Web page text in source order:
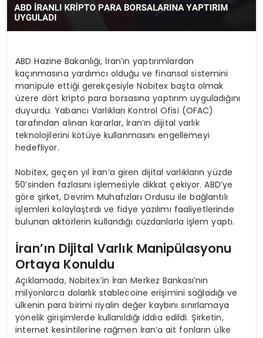
ABD Hazine Bakanlığı, İran’ın yaptırımlardan
kaçınmasına yardımcı olduğu ve finansal sistemini
manipüle ettiği gerekçesiyle Nobitex başta olmak
üzere dört kripto para borsasına yaptırım uyguladığını
duyurdu. Yabancı Varlıkları Kontrol Ofisi (OFAC)
tarafından alınan kararlar, İran’ın dijital varlık
teknolojilerini kötüye kullanmasını engellemeyi
hedefliyor.
Nobitex, geçen yıl İran’a giren dijital varlıkların yüzde
50’sinden fazlasını işlemesiyle dikkat çekiyor. ABD’ye
göre şirket, Devrim Muhafızları Ordusu ile bağlantılı
işlemleri kolaylaştırdı ve fidye yazılımı faaliyetlerinde
bulunan aktörlerin kullandığı cüzdanlarla işlem yaptı.
İran’ın Dijital Varlık Manipülasyonu
Ortaya Konuldu
Açıklamada, Nobitex’in İran Merkez Bankası’nın
milyonlarca dolarlık stablecoine erişimini sağladığı ve
ülkenin para birimi riyalin değer kaybını sınırlamaya
yönelik girişimlerde kullanıldığı iddia edildi. Şirketin,
internet kesintilerine rağmen İran’a ait fonların ülke